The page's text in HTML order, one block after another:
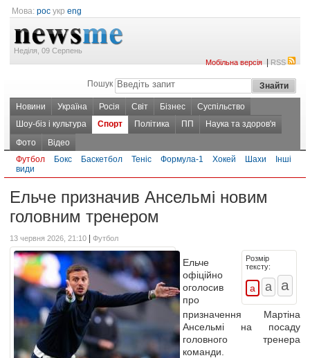
Мова: рос укр eng
Неділя, 09 Серпень
Мобільна версія|RSS
Пошук
Новини Україна Росія Світ Бізнес
Суспільство
Шоу-біз і культура
Спорт Політика ПП
Наука та здоров'я
Фото
Відео
Футбол
Бокс Баскетбол Теніс Формула-1 Хокей Шахи
Інші
види
Ельче призначив Ансельмі новим
головним тренером
13 червня 2026, 21:10 Футбол
Розмір
тексту:
Ельче
офіційно
оголосив
про
призначення Мартіна
Ансельмі на посаду
головного тренера
команди.